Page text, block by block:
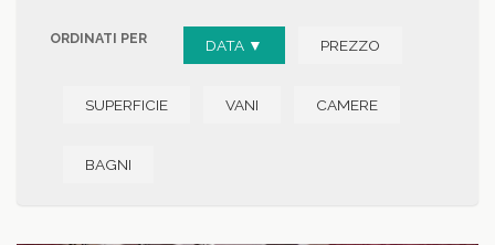
ORDINATI PER DATA ▼ PREZZO
SUPERFICIE VANI CAMERE
BAGNI